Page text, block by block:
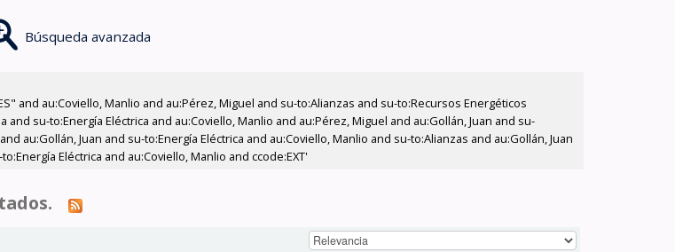
Búsqueda avanzada
and au:Coviello, Manlio and au:Pérez, Miguel and su-to:Alianzas and su-to:Recursos Energéticos
su-to:Energía Eléctrica and au:Coviello, Manlio and au:Pérez, Miguel and au:Gollán, Juan and su-
au:Gollán, Juan and su-to:Energía Eléctrica and au:Coviello, Manlio and su-to:Alianzas and au:Gollán, Juan
Eléctrica and au:Coviello, Manlio and ccode:EXT'